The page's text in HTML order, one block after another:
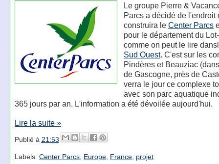
Le groupe Pierre &
Parcs a décidé de l'endroit
construira le Center Parcs
pour le département du
comme on peut le lire
Sud Ouest. C'est sur les
Pindères et Beauziac
de Gascogne, près de
verra le jour ce complexe
avec son parc aquatique
365 jours par an. L'information a été dévoilée aujourd'hui.
Lire la suite »
Publié à 21:53
Labels: Center Parcs, Europe, France, projet